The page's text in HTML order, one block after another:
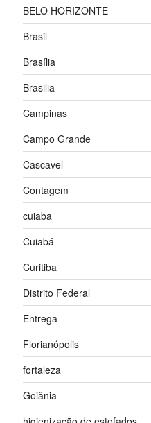
BELO HORIZONTE
Brasil
Brasília
Brasilia
Campinas
Campo Grande
Cascavel
Contagem
cuiaba
Cuiabá
Curitiba
Distrito Federal
Entrega
Florianópolis
fortaleza
Goiânia